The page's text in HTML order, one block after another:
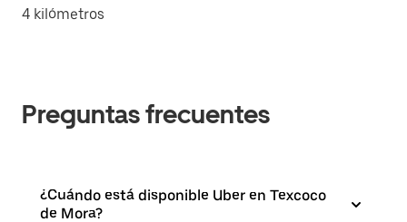
4 kilómetros
Preguntas frecuentes
¿Cuándo está disponible Uber en Texcoco
de Mora?